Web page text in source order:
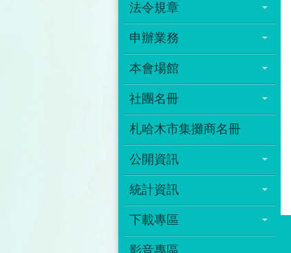
法令規章
申辦業務
本會場館
社團名冊
札哈木市集攤商名冊
公開資訊
統計資訊
下載專區
影音專區